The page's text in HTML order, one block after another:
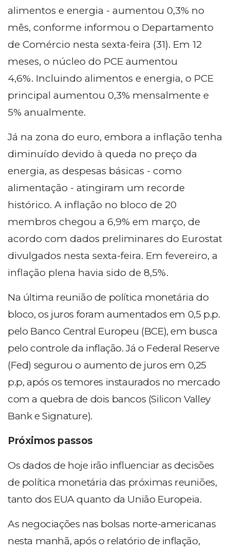
alimentos e energia - aumentou 0,3% no
mês, conforme informou o Departamento
de Comércio nesta sexta-feira (31). Em 12
meses, o núcleo do PCE aumentou
4,6%. Incluindo alimentos e energia, o PCE
principal aumentou 0,3% mensalmente e
5% anualmente.
Já na zona do euro, embora a inflação tenha
diminuído devido à queda no preço da
energia, as despesas básicas - como
alimentação - atingiram um recorde
histórico. A inflação no bloco de 20
membros chegou a 6,9% em março, de
acordo com dados preliminares do Eurostat
divulgados nesta sexta-feira. Em fevereiro, a
inflação plena havia sido de 8,5%.
Na última reunião de política monetária do
bloco, os juros foram aumentados em 0,5 p.p.
pelo Banco Central Europeu (BCE), em busca
pelo controle da inflação. Já o Federal Reserve
(Fed) segurou o aumento de juros em 0,25
p.p, após os temores instaurados no mercado
com a quebra de dois bancos (Silicon Valley
Bank e Signature).
Próximos passos
Os dados de hoje irão influenciar as decisões
de política monetária das próximas reuniões,
tanto dos EUA quanto da União Europeia.
As negociações nas bolsas norte-americanas
nesta manhã, após o relatório de inflação,